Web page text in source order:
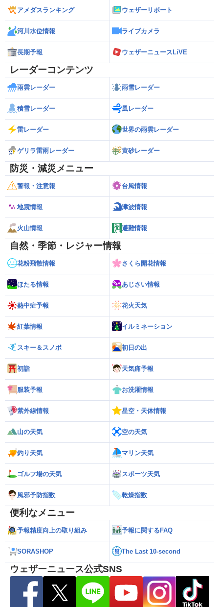
アメダスランキング ウェザーリポート
河川水位情報 ライブカメラ
長期予報 ウェザーニュースLiVE
レーダーコンテンツ
雨雲レーダー 雨雪レーダー
積雪レーダー 風レーダー
雷レーダー 世界の雨雲レーダー
ゲリラ雷雨レーダー 黄砂レーダー
防災・減災メニュー
警報・注意報 台風情報
地震情報 津波情報
火山情報 避難情報
自然・季節・レジャー情報
花粉飛散情報 さくら開花情報
ほたる情報 あじさい情報
熱中症予報 花火天気
紅葉情報 イルミネーション
スキー＆スノボ 初日の出
初詣 天気痛予報
服装予報 お洗濯情報
紫外線情報 星空・天体情報
山の天気 空の天気
釣り天気 マリン天気
ゴルフ場の天気 スポーツ天気
風邪予防指数 乾燥指数
便利なメニュー
予報精度向上の取り組み 予報に関するFAQ
SORASHOP The Last 10-second
ウェザーニュース公式SNS